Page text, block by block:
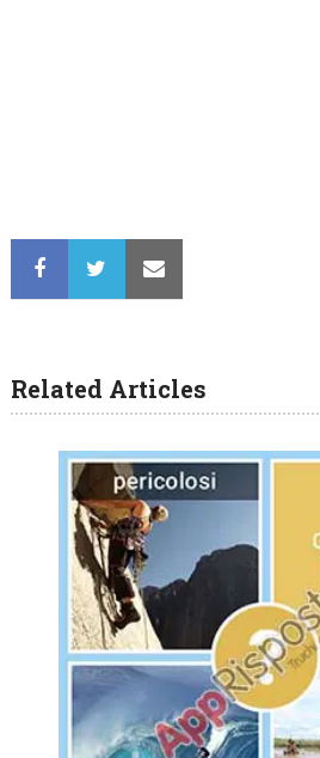
Related Articles